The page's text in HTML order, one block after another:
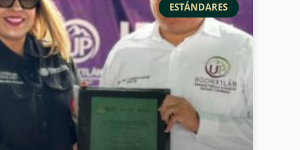
ESTÁNDARES